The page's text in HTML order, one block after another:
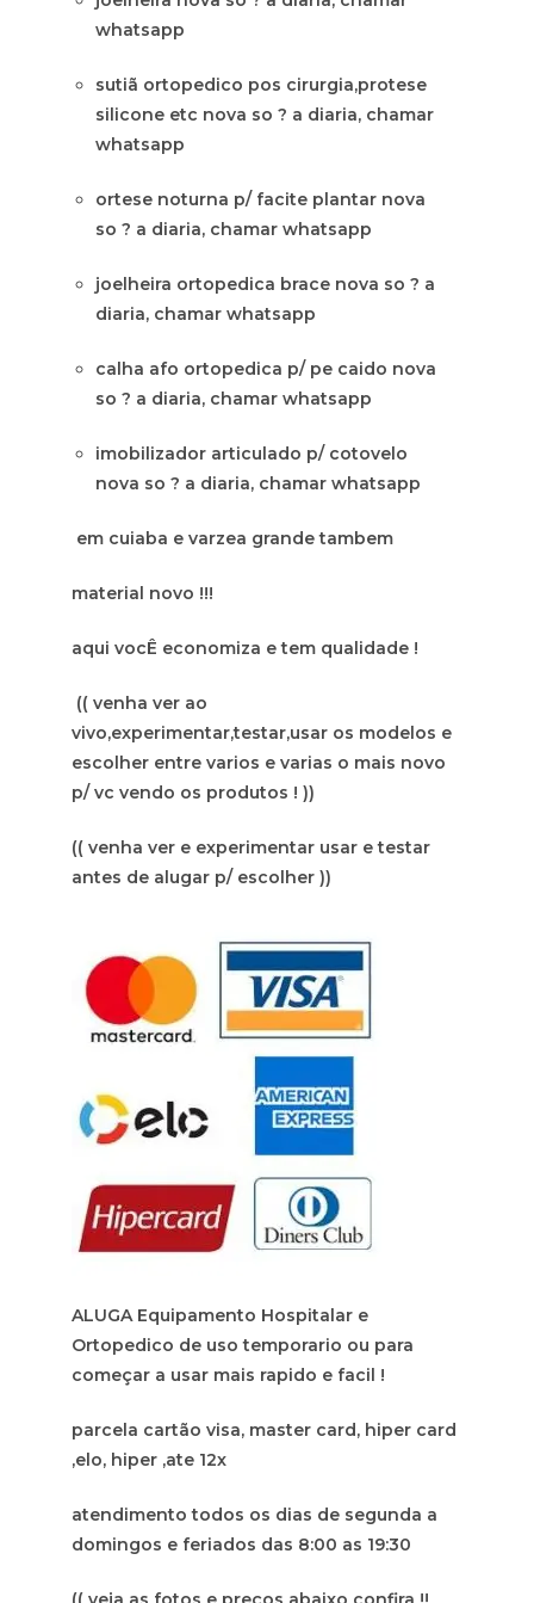
whatsapp
sutiã ortopedico pos cirurgia,protese
silicone etc nova so ? a diaria, chamar
whatsapp
ortese noturna p/ facite plantar nova
so ? a diaria, chamar whatsapp
joelheira ortopedica brace nova so ? a
diaria, chamar whatsapp
calha afo ortopedica p/ pe caido nova
so ? a diaria, chamar whatsapp
imobilizador articulado p/ cotovelo
nova so ? a diaria, chamar whatsapp
em cuiaba e varzea grande tambem
material novo !!!
aqui vocÊ economiza e tem qualidade !
(( venha ver ao
vivo,experimentar,testar,usar os modelos e
escolher entre varios e varias o mais novo
p/ vc vendo os produtos ! ))
(( venha ver e experimentar usar e testar
antes de alugar p/ escolher ))
ALUGA Equipamento Hospitalar e
Ortopedico de uso temporario ou para
começar a usar mais rapido e facil !
parcela cartão visa, master card, hiper card
,elo, hiper ,ate 12x
atendimento todos os dias de segunda a
domingos e feriados das 8:00 as 19:30